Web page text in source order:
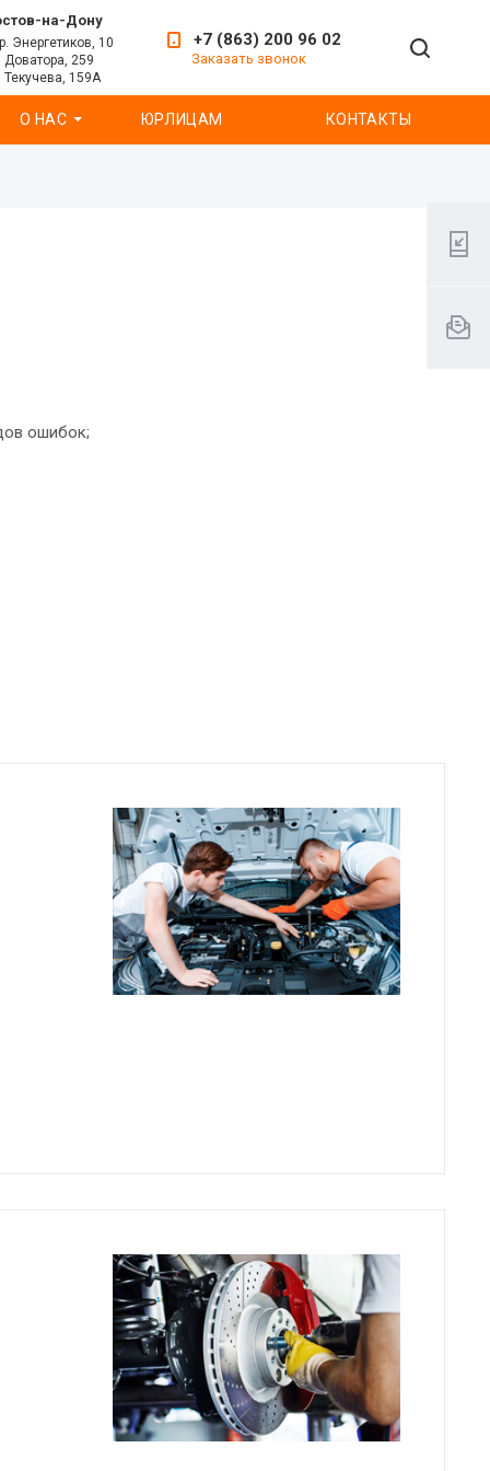
на-Дону
Энергетиков, 10
Доватора, 259
Текучева, 159А
+7 (863) 200 96 02
Заказать звонок
О НАС ЮРЛИЦАМ КОНТАКТЫ
ошибок;